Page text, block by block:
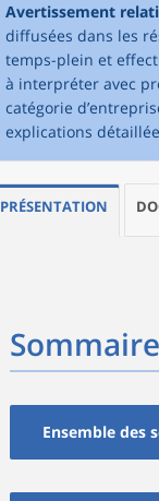
Avertissement
diffusées dans les
temps-plein et
à interpréter avec
catégorie
explications
PRÉSENTATION
Sommaire
Ensemble des